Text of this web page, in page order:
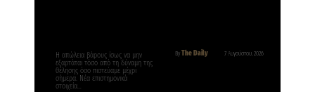
By The Daily 7 Αυγούστου, 2026
Η απώλεια βάρους ίσως να μην
εξαρτάται τόσο από τη δύναμη της
θέλησης όσο πιστεύαμε μέχρι
σήμερα. Νέα επιστημονικά
στοιχεία…